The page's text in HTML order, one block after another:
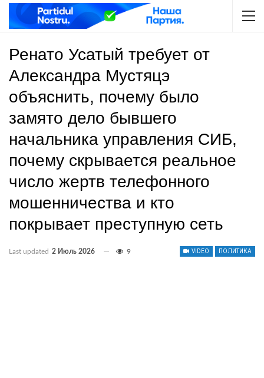
Ренато Усатый требует от
Александра Мустяцэ
объяснить, почему было
замято дело бывшего
начальника управления СИБ,
почему скрывается реальное
число жертв телефонного
мошенничества и кто
покрывает преступную сеть
VIDEO ПОЛИТИКА
Last updated 2 Июль 2026 9